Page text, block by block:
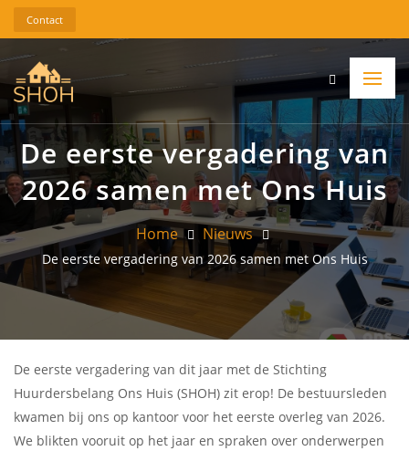
Contact
De eerste vergadering van
2026 samen met Ons Huis
Home Nieuws
De eerste vergadering van 2026 samen met Ons Huis
De eerste vergadering van dit jaar met de Stichting
Huurdersbelang Ons Huis (SHOH) zit erop! De bestuursleden
kwamen bij ons op kantoor voor het eerste overleg van 2026.
We blikten vooruit op het jaar en spraken over onderwerpen